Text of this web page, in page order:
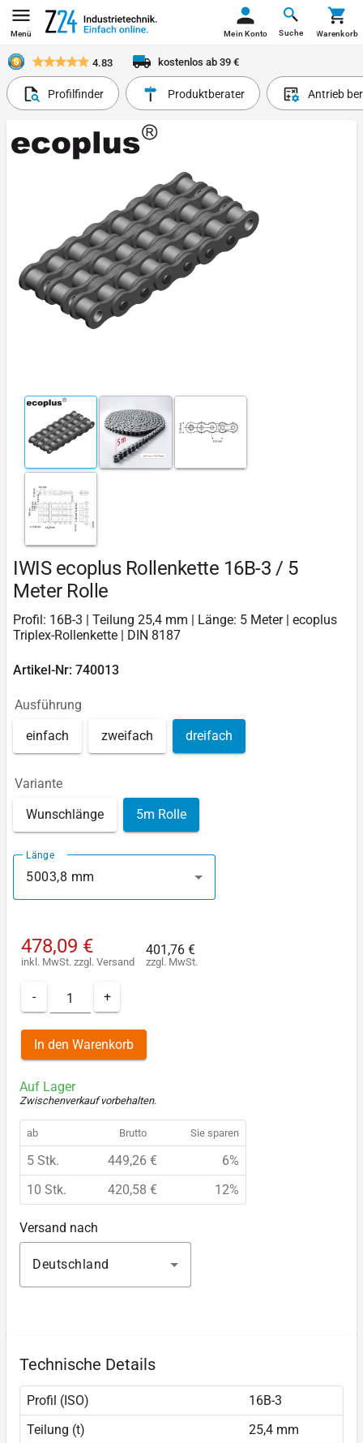
Menü Suche
Mein Konto Warenkorb
4.83 kostenlos ab 39 €
Profilfinder Produktberater Antrieb
IWIS ecoplus Rollenkette 16B-3 / 5
Meter Rolle
Profil: 16B-3 | Teilung 25,4 mm | Länge: 5 Meter | ecoplus
Triplex-Rollenkette | DIN 8187
Artikel-Nr: 740013
Ausführung
einfach zweifach dreifach
Variante
Wunschlänge 5m Rolle
Länge
5003,8 mm
478,09 €
inkl. MwSt. zzgl. Versand
401,76 €
zzgl. MwSt.
- +
In den Warenkorb
Auf Lager
Zwischenverkauf vorbehalten.
ab Brutto Sie sparen
5 Stk. 449,26 €
6%
10 Stk.
420,58 € 12%
Versand nach
Deutschland
Technische Details
Profil (ISO)
16B-3
Teilung (t)
25,4 mm